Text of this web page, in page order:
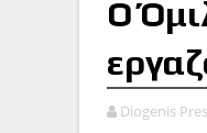
Ο
Diogenis